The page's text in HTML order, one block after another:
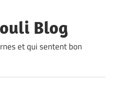
Blog
et qui sentent bon